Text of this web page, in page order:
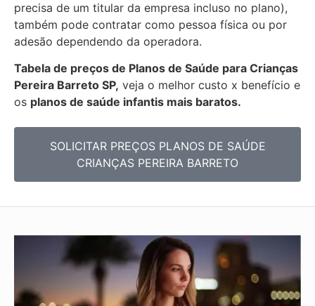
precisa de um titular da empresa incluso no plano),
também pode contratar como pessoa física ou por
adesão dependendo da operadora.
Tabela de preços de Planos de Saúde para Crianças
Pereira Barreto SP, veja o melhor custo x benefício e
os planos de saúde infantis mais baratos.
SOLICITAR PREÇOS PLANOS DE SAÚDE
CRIANÇAS PEREIRA BARRETO